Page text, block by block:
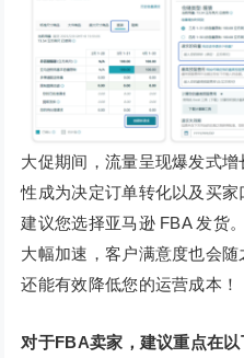
大促期间，流量呈现爆发式
性成为决定订单转化以及买
建议您选择亚马逊 FBA 发货
大幅加速，客户满意度也会
还能有效降低您的运营成本！
对于FBA卖家，建议重点在